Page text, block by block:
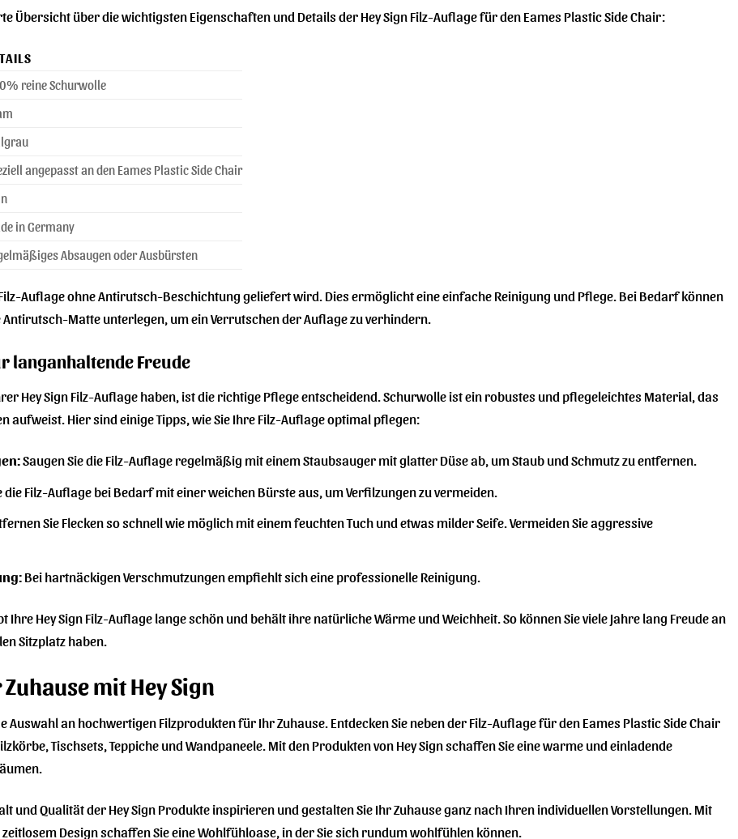
Übersicht über die wichtigsten Eigenschaften und Details der Hey Sign Filz-Auflage für den Eames Plastic Side Chair:
reine Schurwolle
angepasst an den Eames Plastic Side Chair
in Germany
Absaugen oder Ausbürsten
Auflage ohne Antirutsch-Beschichtung geliefert wird. Dies ermöglicht eine einfache Reinigung und Pflege. Bei Bedarf können
Matte unterlegen, um ein Verrutschen der Auflage zu verhindern.
langanhaltende Freude
Hey Sign Filz-Auflage haben, ist die richtige Pflege entscheidend. Schurwolle ist ein robustes und pflegeleichtes Material, das
aufweist. Hier sind einige Tipps, wie Sie Ihre Filz-Auflage optimal pflegen:
Saugen Sie die Filz-Auflage regelmäßig mit einem Staubsauger mit glatter Düse ab, um Staub und Schmutz zu entfernen.
Filz-Auflage bei Bedarf mit einer weichen Bürste aus, um Verfilzungen zu vermeiden.
Sie Flecken so schnell wie möglich mit einem feuchten Tuch und etwas milder Seife. Vermeiden Sie aggressive
Bei hartnäckigen Verschmutzungen empfiehlt sich eine professionelle Reinigung.
Ihre Hey Sign Filz-Auflage lange schön und behält ihre natürliche Wärme und Weichheit. So können Sie viele Jahre lang Freude an
Sitzplatz haben.
mit Hey Sign
Auswahl an hochwertigen Filzprodukten für Ihr Zuhause. Entdecken Sie neben der Filz-Auflage für den Eames Plastic Side Chair
Tischsets, Teppiche und Wandpaneele. Mit den Produkten von Hey Sign schaffen Sie eine warme und einladende
und Qualität der Hey Sign Produkte inspirieren und gestalten Sie Ihr Zuhause ganz nach Ihren individuellen Vorstellungen. Mit
Design schaffen Sie eine Wohlfühloase, in der Sie sich rundum wohlfühlen können.